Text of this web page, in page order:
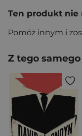
Ten produkt nie
Pomóż innym i
Z tego